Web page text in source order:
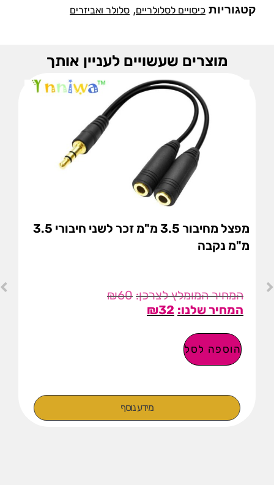
קטגוריות כיסויים לסלולריים, סלולר ואביזרים
מוצרים שעשויים לעניין אותך
מפצל מחיבור 3.5 מ"מ זכר לשני חיבורי 3.5
מ"מ נקבה
₪60
₪32
הוספה לסל
מידע נוסף